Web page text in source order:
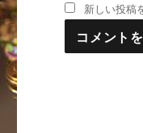
新しい投稿